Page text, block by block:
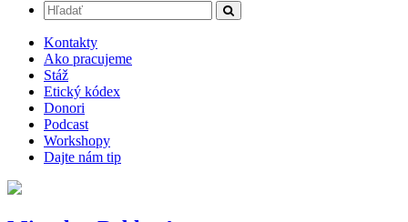
Kontakty
Ako pracujeme
Stáž
Etický kódex
Donori
Podcast
Workshopy
Dajte nám tip